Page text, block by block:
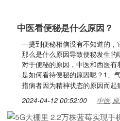
中医看便秘是什么原因？
一提到便秘相信没有不知道的，
那么是什么原因导致便秘发生的
对于便秘的原因，中医和西医
是如何看待便秘的原因呢？1、
指病者因为精神状态的原因而起
2024-04-12 00:52:00 中医,